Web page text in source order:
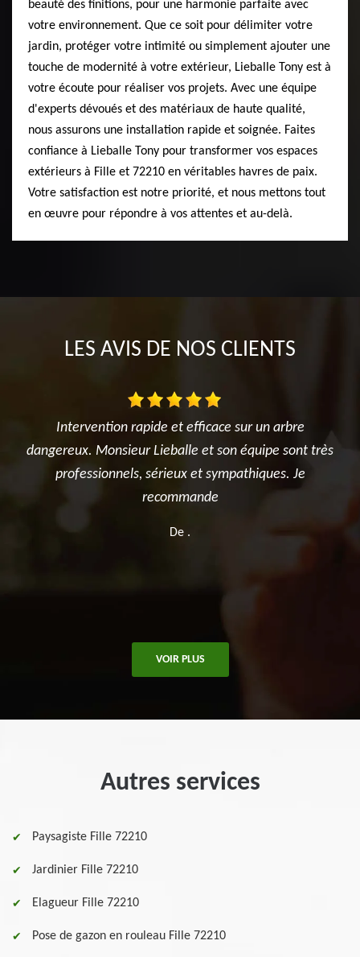
beauté des finitions, pour une harmonie parfaite avec
votre environnement. Que ce soit pour délimiter votre
jardin, protéger votre intimité ou simplement ajouter une
touche de modernité à votre extérieur, Lieballe Tony est à
votre écoute pour réaliser vos projets. Avec une équipe
d'experts dévoués et des matériaux de haute qualité,
nous assurons une installation rapide et soignée. Faites
confiance à Lieballe Tony pour transformer vos espaces
extérieurs à Fille et 72210 en véritables havres de paix.
Votre satisfaction est notre priorité, et nous mettons tout
en œuvre pour répondre à vos attentes et au-delà.
LES AVIS DE NOS CLIENTS
“Très bonne expérience. Un travail fait avec sérieux
et ponctualité. Le chantier a été laissé propre et en
bon état. Nous retravaillerons avec plaisir avec eux
une prochaine fois.”
De Angoun
VOIR PLUS
Autres services
Paysagiste Fille 72210
Jardinier Fille 72210
Elagueur Fille 72210
Pose de gazon en rouleau Fille 72210